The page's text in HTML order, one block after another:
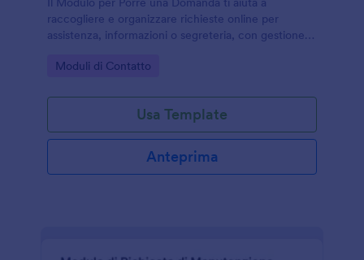
raccogliere e organizzare richieste online per
assistenza, informazioni o segreteria, con gestione
Jotform.
Go to Category:
Moduli di Contatto
Usa Template
Anteprima